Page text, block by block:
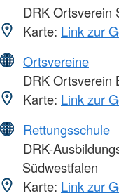
DRK Ortsverein
Karte: Link zur
Ortsvereine
DRK Ortsverein
Karte: Link zur
Rettungsschule
DRK-
Südwestfalen
Karte: Link zur